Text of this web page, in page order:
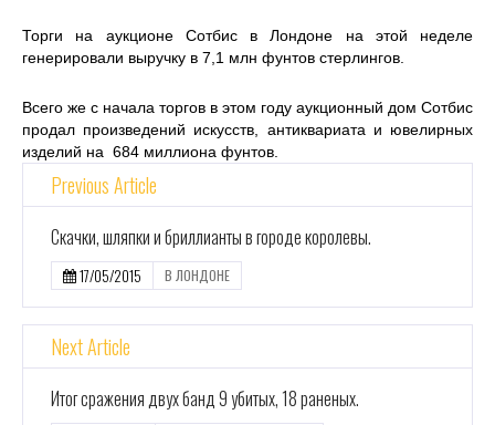
Торги на аукционе Сотбис в Лондоне на этой неделе
генерировали выручку в 7,1 млн фунтов стерлингов.
Всего же с начала торгов в этом году аукционный дом Сотбис
продал произведений искусств, антиквариата и ювелирных
изделий на 684 миллиона фунтов.
Previous Article
Скачки, шляпки и бриллианты в городе королевы.
17/05/2015 В ЛОНДОНЕ
Next Article
Итог сражения двух банд 9 убитых, 18 раненых.